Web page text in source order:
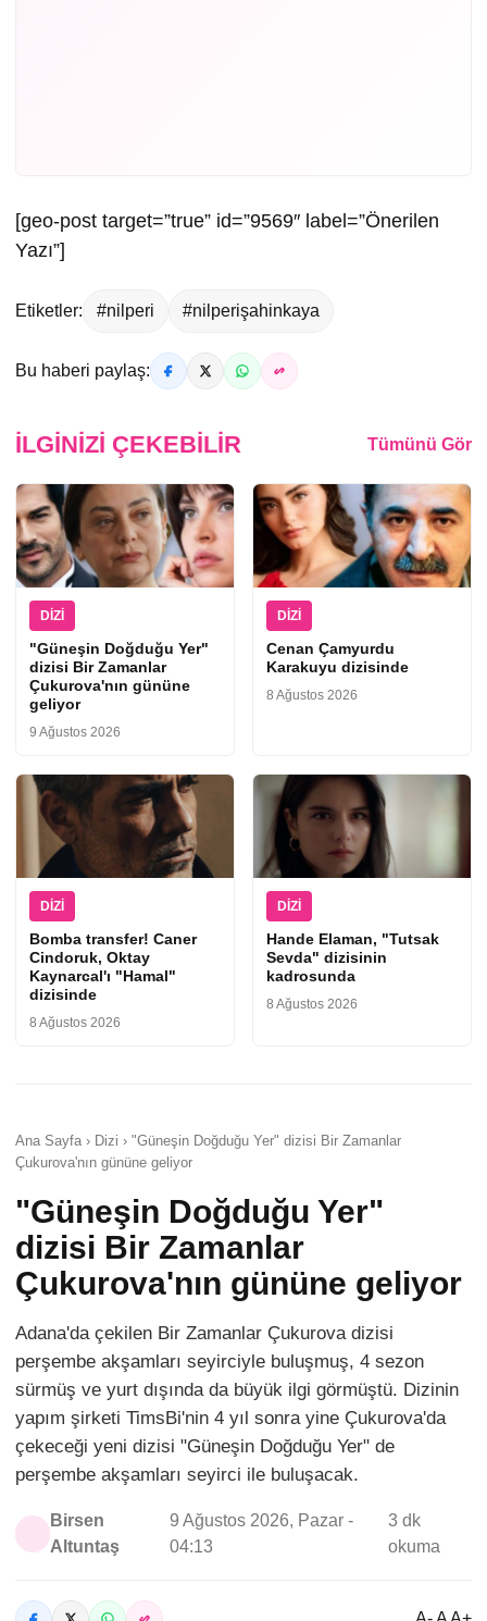
[geo-post target=”true” id=”9569″ label=”Önerilen
Yazı”]
Etiketler: #nilperi #nilperişahinkaya
Bu haberi paylaş:
İLGINIZI ÇEKEBILIR Tümünü Gör
DIZI
"Güneşin Doğduğu Yer"
dizisi Bir Zamanlar
Çukurova'nın gününe
geliyor
9 Ağustos 2026
DIZI
Cenan Çamyurdu
Karakuyu dizisinde
8 Ağustos 2026
DIZI
Bomba transfer! Caner
Cindoruk, Oktay
Kaynarcal'ı "Hamal"
dizisinde
8 Ağustos 2026
DIZI
Hande Elaman, "Tutsak
Sevda" dizisinin
kadrosunda
8 Ağustos 2026
Ana Sayfa › Dizi › "Güneşin Doğduğu Yer" dizisi Bir Zamanlar
Çukurova'nın gününe geliyor
"Güneşin Doğduğu Yer"
dizisi Bir Zamanlar
Çukurova'nın gününe geliyor
Adana'da çekilen Bir Zamanlar Çukurova dizisi
perşembe akşamları seyirciyle buluşmuş, 4 sezon
sürmüş ve yurt dışında da büyük ilgi görmüştü. Dizinin
yapım şirketi TimsBi'nin 4 yıl sonra yine Çukurova'da
çekeceği yeni dizisi "Güneşin Doğduğu Yer" de
perşembe akşamları seyirci ile buluşacak.
Birsen
Altuntaş
9 Ağustos 2026, Pazar -
04:13
3 dk
okuma